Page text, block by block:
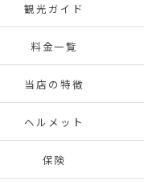
観光ガイド
料金一覧
当店の特徴
ヘルメット
保険